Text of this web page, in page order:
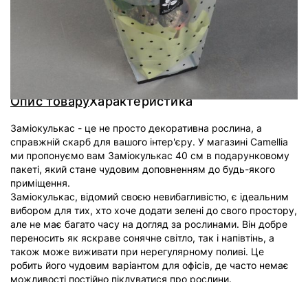
Опис товаруХарактеристика
Заміокулькас - це не просто декоративна рослина, а
справжній скарб для вашого інтер'єру. У магазині Camellia
ми пропонуємо вам Заміокулькас 40 см в подарунковому
пакеті, який стане чудовим доповненням до будь-якого
приміщення.
Заміокулькас, відомий своєю невибагливістю, є ідеальним
вибором для тих, хто хоче додати зелені до свого простору,
але не має багато часу на догляд за рослинами. Він добре
переносить як яскраве сонячне світло, так і напівтінь, а
також може виживати при нерегулярному поливі. Це
робить його чудовим варіантом для офісів, де часто немає
можливості постійно піклуватися про рослини.